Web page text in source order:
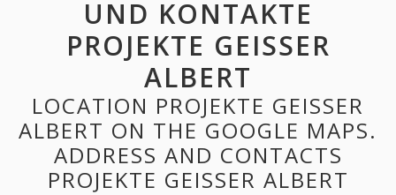
UND KONTAKTE
PROJEKTE GEISSER
ALBERT
LOCATION PROJEKTE GEISSER
ALBERT ON THE GOOGLE MAPS.
ADDRESS AND CONTACTS
PROJEKTE GEISSER ALBERT